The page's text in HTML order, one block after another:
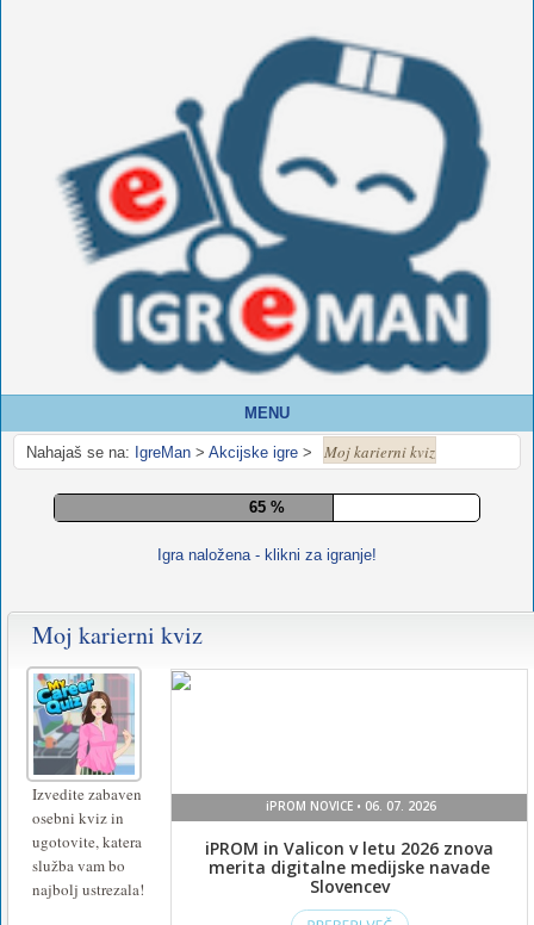
MENU
Nahajaš se na: IgreMan > Akcijske igre > Moj karierni kviz
70 %
Igra naložena - klikni za igranje!
Moj karierni kviz
Izvedite zabaven
osebni kviz in
ugotovite, katera
služba vam bo
najbolj ustrezala!